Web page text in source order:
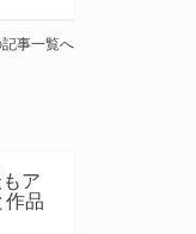
記事一覧へ
ア
作品